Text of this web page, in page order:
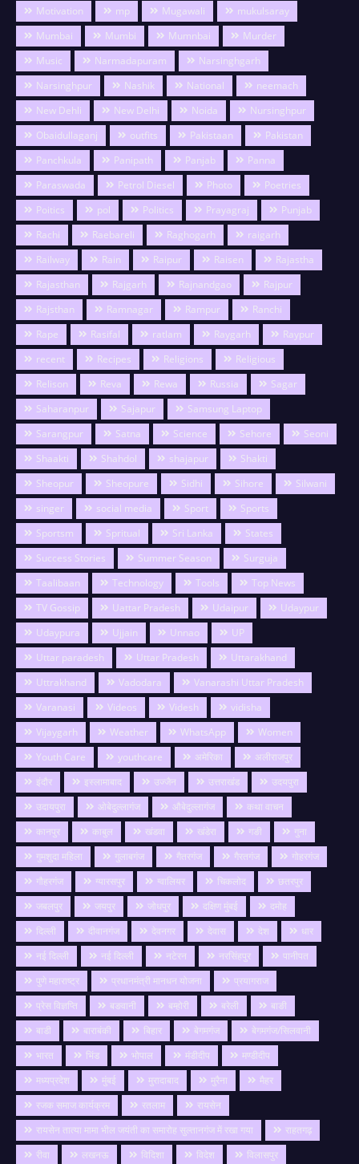
Motivation
mp Mugawali
mukulsaray
Mumbai
Mumbi Mumnbai
Murder
Music
Narmadapuram
Narsinghgarh
Narsinghpur
Nashik National
neemach
New Dehli
New Delhi Noida
Nursinghpur
Obaidullaganj
outfits Pakistaan
Pakistan
Panchkula
Panipath Panjab
Panna
Paraswada
Petrol Diesel Photo
Poetries
Poitics
pol Politics Prayagraj
Punjab
Rachi
Raebareli Raghogarh
raigarh
Railway
Rain Raipur Raisen
Rajastha
Rajasthan
Rajgarh Rajnandgao
Rajpur
Rajsthan
Ramnagar Rampur
Ranchi
Rape
Rasifal ratlam Raygarh
Raypur
recent
Recipes Religions
Religious
Relison
Reva Rewa Russia
Sagar
Saharanpur
Sajapur
Samsung Laptop
Sarangpur
Satna Science Sehore
Seoni
Shaakti
Shahdol shajapur
Shakti
Sheopur
Sheopure Sidhi Sihore
Silwani
singer
social media Sport
Sports
Sportsm
Spritual Sri Lanka
States
Success Stories
Summer Season
Surguja
Taalibaan
Technology Tools
Top News
TV Gossip
Uattar Pradesh Udaipur
Udaypur
Udaypura
Ujjain Unnao
UP
Uttar paradesh
Uttar Pradesh
Uttarakhand
Uttrakhand
Vadodara
Vanarashi Uttar Pradesh
Varanasi
Videos Videsh
vidisha
Vijaygarh
Weather WhatsApp
Women
Youth Care
youthcare अमेरिका
अलीराजपुर
इंदौर
इस्लामाबाद उज्जैन उत्तराखंड
उदयपुरा
उदायपुरा
ओबेदुल्लागंज औबेदुल्लागंज
कथा वाचन
कानपुर
काबुल खंडवा खंडेरा गङी
गुना
गुमशुदा महिला
गुलाबगंज गैतरगंज गैरतगंज
गोहरगंज
गौहरगंज
ग्यारसपुर ग्वालियर चिकलोद
छतरपुर
जबलपुर
जयपुर जोधपुर दक्षिण मुंबई
दमोह
दिल्ली
दीवानगंज देवनगर देवास देश
धार
नई दिल्ली
नई दिल्ली नटेरन नरसिंहपुर
पानीपत
पुणे महाराष्ट्र
प्रधानमंत्री मानधन योजना
प्रयागराज
प्रेस विज्ञप्ति
बङवानी बम्होरी बरेली
बाङी
बाडी
बाराबंकी बिहार बेगमगंज
बेगमगंज/सिलवानी
भारत
भिंड भोपाल मंडीदीप
मण्डीदीप
मध्यप्रदेश
मुंबई मुरादाबाद मुरैना
मैहर
रजक समाज कार्यक्रम
रतलाम
रायसेन
रायसेन तात्या मामा भील जयंती का समारोह सुल्तानगंज में रखा गया
राहतगढ़
रीवा
लखनऊ विदिशा विदेश विलासपुर